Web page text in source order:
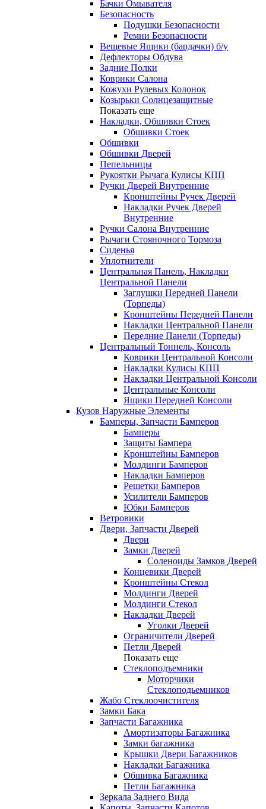
Бачки Омывателя
Безопасность
Подушки Безопасности
Ремни Безопасности
Вещевые Ящики (бардачки) б/у
Дефлекторы Обдува
Задние Полки
Коврики Салона
Кожухи Рулевых Колонок
Козырьки Солнцезащитные
Показать еще
Накладки, Обшивки Стоек
Обшивки Стоек
Обшивки
Обшивки Дверей
Пепельницы
Рукоятки Рычага Кулисы КПП
Ручки Дверей Внутренние
Кронштейны Ручек Дверей
Накладки Ручек Дверей
Внутренние
Ручки Салона Внутренние
Рычаги Стояночного Тормоза
Сиденья
Уплотнители
Центральная Панель, Накладки
Центральной Панели
Заглушки Передней Панели
(Торпеды)
Кронштейны Передней Панели
Накладки Центральной Панели
Передние Панели (Торпеды)
Центральный Тоннель, Консоль
Коврики Центральной Консоли
Накладки Кулисы КПП
Накладки Центральной Консоли
Центральные Консоли
Ящики Передней Консоли
Кузов Наружные Элементы
Бамперы, Запчасти Бамперов
Бамперы
Защиты Бампера
Кронштейны Бамперов
Молдинги Бамперов
Накладки Бамперов
Решетки Бамперов
Усилители Бамперов
Юбки Бамперов
Ветровики
Двери, Запчасти Дверей
Двери
Замки Дверей
Соленоиды Замков Дверей
Концевики Дверей
Кронштейны Стекол
Молдинги Дверей
Молдинги Стекол
Накладки Дверей
Уголки Дверей
Ограничители Дверей
Петли Дверей
Показать еще
Стеклоподъемники
Моторчики
Стеклоподьемников
Жабо Стеклоочистителя
Замки Бака
Запчасти Багажника
Амортизаторы Багажника
Замки багажника
Крышки Двери Багажников
Накладки Багажника
Обшивка Багажника
Петли Багажника
Зеркала Заднего Вида